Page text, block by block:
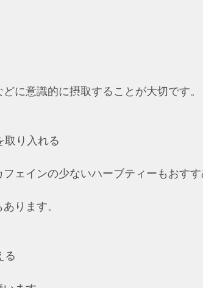
に意識的に摂取することが大切です。
取り入れる
ェインの少ないハーブティーもおすす
ります。
る